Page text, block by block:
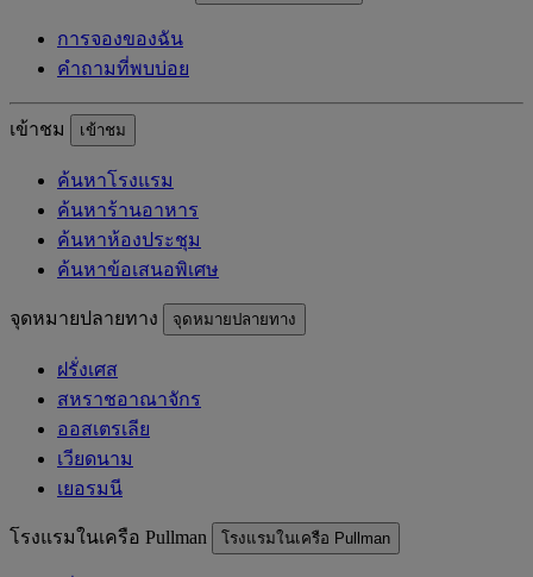
การจองของฉัน
คำถามที่พบบ่อย
เข้าชม เข้าชม
ค้นหาโรงแรม
ค้นหาร้านอาหาร
ค้นหาห้องประชุม
ค้นหาข้อเสนอพิเศษ
จุดหมายปลายทาง จุดหมายปลายทาง
ฝรั่งเศส
สหราชอาณาจักร
ออสเตรเลีย
เวียดนาม
เยอรมนี
โรงแรมในเครือ Pullman โรงแรมในเครือ Pullman